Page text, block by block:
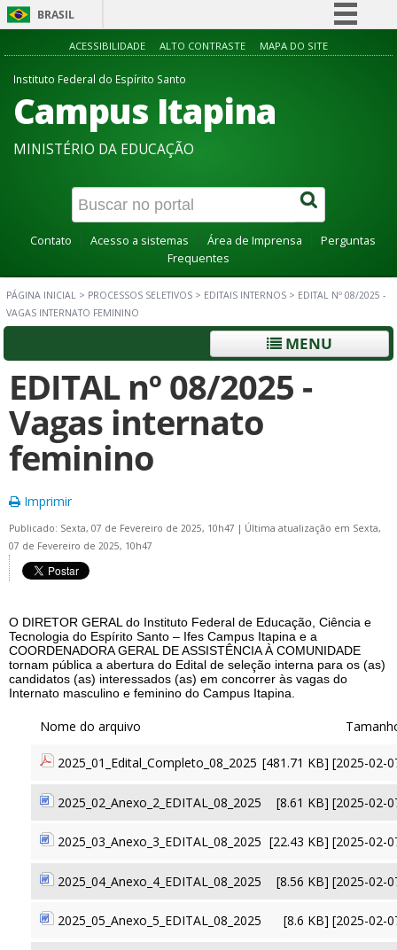
BRASIL
Simplifique!
Acesso à informação
Canais
ACESSIBILIDADE ALTO CONTRASTE MAPA DO SITE
Instituto Federal do Espírito Santo
Campus Itapina
MINISTÉRIO DA EDUCAÇÃO
Contato Acesso a sistemas Área de Imprensa
Perguntas
Frequentes
PÁGINA INICIAL > PROCESSOS SELETIVOS > EDITAIS INTERNOS > EDITAL Nº 08/2025 -
VAGAS INTERNATO FEMININO
MENU
EDITAL nº 08/2025 -
Vagas internato
feminino
Imprimir
Publicado: Sexta, 07 de Fevereiro de 2025, 10h47 | Última atualização em Sexta,
07 de Fevereiro de 2025, 10h47
O DIRETOR GERAL do Instituto Federal de Educação, Ciência e
Tecnologia do Espírito Santo – Ifes Campus Itapina e a
COORDENADORA GERAL DE ASSISTÊNCIA À COMUNIDADE
tornam pública a abertura do Edital de seleção interna para os (as)
candidatos (as) interessados (as) em concorrer às vagas do
Internato masculino e feminino do Campus Itapina.
2025_01_Edital_Completo_08_2025 [481.71 KB] [2025-02-
2025_02_Anexo_2_EDITAL_08_2025 [8.61 KB] [2025-02-
2025_03_Anexo_3_EDITAL_08_2025 [22.43 KB] [2025-02-
2025_04_Anexo_4_EDITAL_08_2025 [8.56 KB] [2025-02-
2025_05_Anexo_5_EDITAL_08_2025 [8.6 KB] [2025-02-